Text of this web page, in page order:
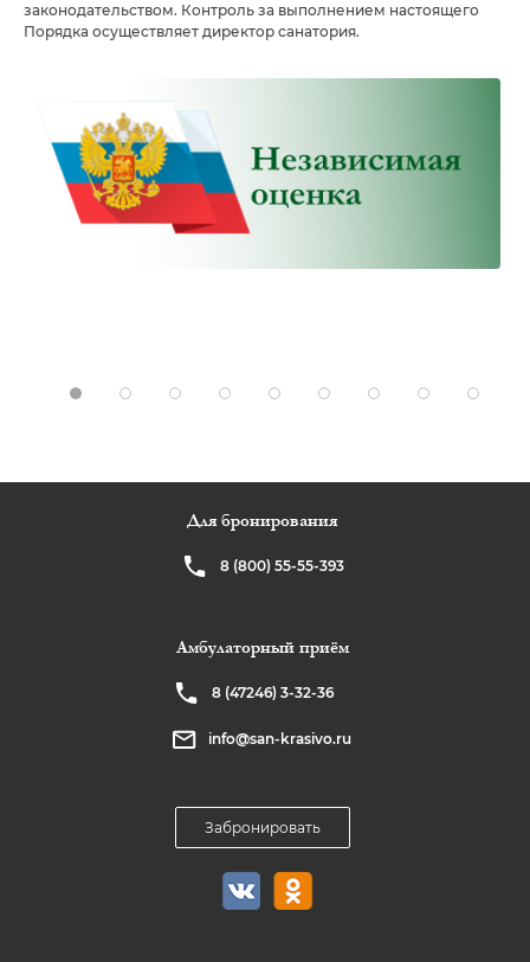
законодательством. Контроль за выполнением настоящего
Порядка осуществляет директор санатория.
Для бронирования
8 (800) 55-55-393
Амбулаторный приём
8 (47246) 3-32-36
info@san-krasivo.ru
Забронировать